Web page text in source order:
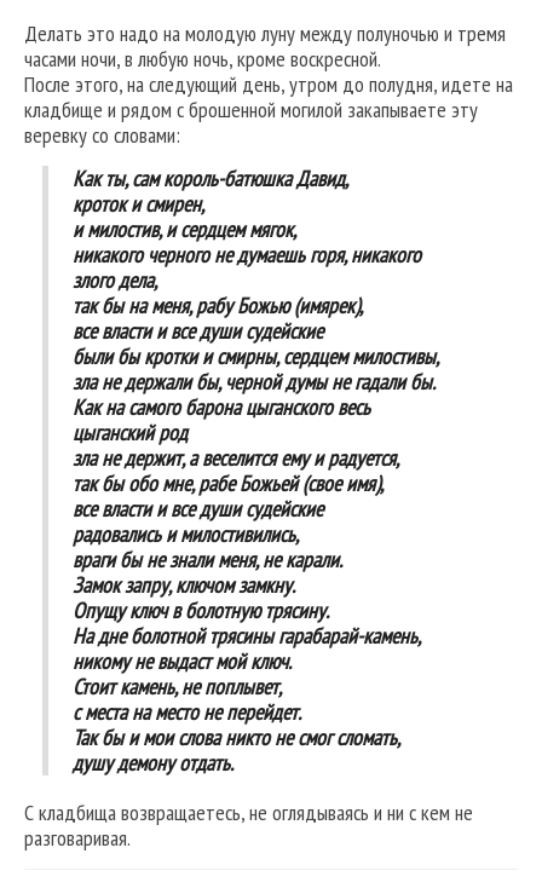
Делать это надо на молодую луну между полуночью и тремя
часами ночи, в любую ночь, кроме воскресной.
После этого, на следующий день, утром до полудня, идете на
кладбище и рядом с брошенной могилой закапываете эту
веревку со словами:
Как ты, сам король-батюшка Давид,
кроток и смирен,
и милостив, и сердцем мягок,
никакого черного не думаешь горя, никакого
злого дела,
так бы на меня, рабу Божью (имярек),
все власти и все души судейские
были бы кротки и смирны, сердцем милостивы,
зла не держали бы, черной думы не гадали бы.
Как на самого барона цыганского весь
цыганский род
зла не держит, а веселится ему и радуется,
так бы обо мне, рабе Божьей (свое имя),
все власти и все души судейские
радовались и милостивились,
враги бы не знали меня, не карали.
Замок запру, ключом замкну.
Опущу ключ в болотную трясину.
На дне болотной трясины гарабарай-камень,
никому не выдаст мой ключ.
Стоит камень, не поплывет,
с места на место не перейдет.
Так бы и мои слова никто не смог сломать,
душу демону отдать.
С кладбища возвращаетесь, не оглядываясь и ни с кем не
разговаривая.